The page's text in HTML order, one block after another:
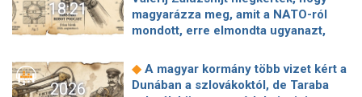
18:21
magyarázza meg, amit a NATO-ról
mondott, erre elmondta ugyanazt,
kötött szerződéseket a HM cége a
Lounge Eventtel, a miniszter
2026
◆ A magyar kormány több vizet kért a
Dunában a szlovákoktól, de Taraba